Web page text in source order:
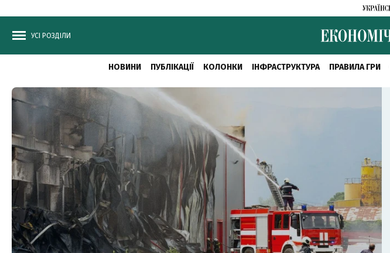
УСІ РОЗДІЛИ
НОВИНИ ПУБЛІКАЦІЇ КОЛОНКИ ІНФРАСТРУКТУРА ПРАВИЛА ГРИ